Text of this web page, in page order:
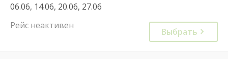
06.06, 14.06, 20.06, 27.06
Рейс неактивен
Выбрать